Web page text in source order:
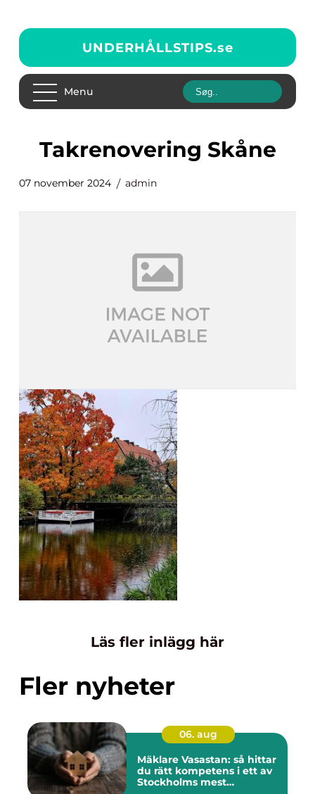
UNDERHÅLLSTIPS.se
Menu
Takrenovering Skåne
07 november 2024 admin
Läs fler inlägg här
Fler nyheter
06. aug
Mäklare Vasastan: så hittar
du rätt kompetens i ett av
Stockholms mest